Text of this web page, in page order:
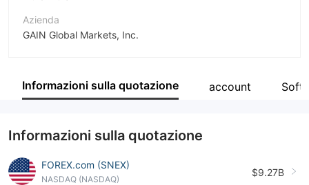
Azienda
GAIN Global Markets, Inc.
Impiegato di azienda
Informazioni sulla quotazione account
Informazioni sulla quotazione
FOREX.com (SNEX)
NASDAQ (NASDAQ)
$9.27B